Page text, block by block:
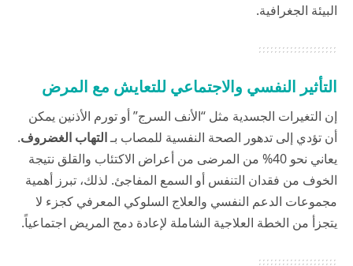
البيئة الجغرافية.
التأثير النفسي والاجتماعي للتعايش مع المرض
إن التغيرات الجسدية مثل “الأنف السرج” أو تورم الأذنين يمكن
أن تؤدي إلى تدهور الصحة النفسية للمصاب بـالتهاب الغضروف.
يعاني نحو 40% من المرضى من أعراض الاكتئاب والقلق نتيجة
الخوف من فقدان التنفس أو السمع المفاجئ. لذلك، تبرز أهمية
مجموعات الدعم النفسي والعلاج السلوكي المعرفي كجزء لا
يتجزأ من الخطة العلاجية الشاملة لإعادة دمج المريض اجتماعياً.